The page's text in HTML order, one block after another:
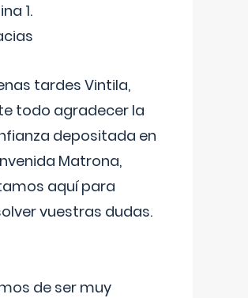
1.
tardes Vintila,
todo agradecer la
depositada en
Matrona,
aquí para
vuestras dudas.
de ser muy